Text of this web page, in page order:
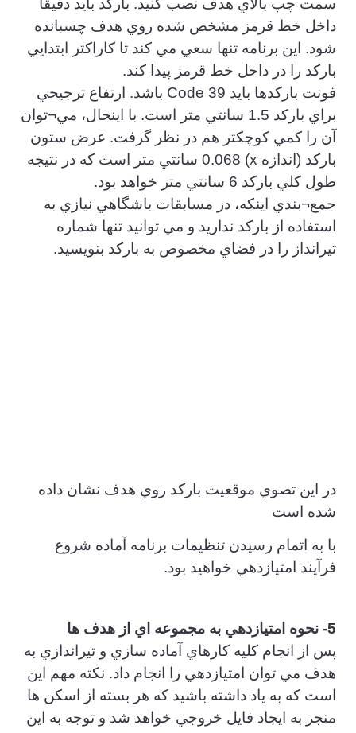
داخل خط قرمز مشخص شده روي هدف چسبانده
شود. اين برنامه تنها سعي مي كند تا كاراكتر ابتدايي
باركد را در داخل خط قرمز پيدا كند.
فونت باركدها بايد Code 39 باشد. ارتفاع ترجيحي
براي باركد 1.5 سانتي متر است. با اينحال، مي¬توان
آن را كمي كوچكتر هم در نظر گرفت. عرض ستون
باركد (اندازه x) 0.068 سانتي متر است كه در نتيجه
طول كلي باركد 6 سانتي متر خواهد بود.
جمع¬بندي اينكه، در مسابقات باشگاهي نيازي به
استفاده از باركد نداريد و مي توانيد تنها شماره
تيرانداز را در فضاي مخصوص به باركد بنويسيد.
در اين تصوي موقعيت باركد روي هدف نشان داده
شده است
با به اتمام رسيدن تنظيمات برنامه آماده شروع
فرآيند امتيازدهي خواهيد بود.
5- نحوه امتيازدهي به مجموعه اي از هدف ها
پس از انجام كليه كارهاي آماده سازي و تيراندازي به
هدف مي توان امتيازدهي را انجام داد. نكته مهم اين
است كه به ياد داشته باشيد كه هر بسته از اسكن ها
منجر به ايجاد فايل خروجي خواهد شد و توجه به اين